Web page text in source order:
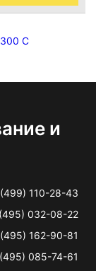
C
и
110-28-43
032-08-22
162-90-81
085-74-61